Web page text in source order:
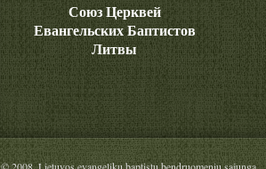
Союз Церквей
Евангельских Баптистов
Литвы